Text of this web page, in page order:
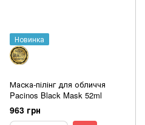
Новинка
Маска-пілінг для обличчя
Pacinos Black Mask 52ml
963 грн